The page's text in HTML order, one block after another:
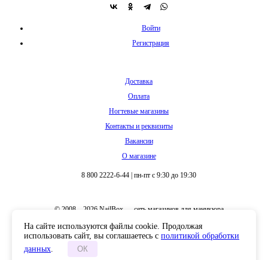
Войти
Регистрация
Доставка
Оплата
Ногтевые магазины
Контакты и реквизиты
Вакансии
О магазине
8 800 2222-6-44 | пн-пт с 9:30 до 19:30
© 2008 – 2026 NailBox — сеть магазинов для маникюра
На сайте используются файлы cookie. Продолжая
использовать сайт, вы соглашаетесь с политикой обработки
данных. ОК